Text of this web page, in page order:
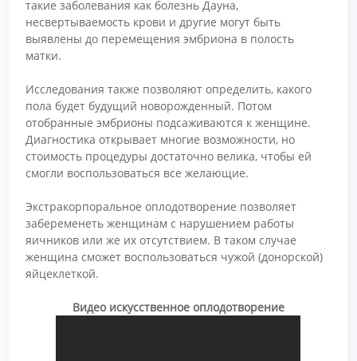
такие заболевания как болезнь Дауна,
несвертываемость крови и другие могут быть
выявлены до перемещения эмбриона в полость
матки.
Исследования также позволяют определить, какого
пола будет будущий новорожденный. Потом
отобранные эмбрионы подсаживаются к женщине.
Диагностика открывает многие возможности, но
стоимость процедуры достаточно велика, чтобы ей
смогли воспользоваться все желающие.
Экстракорпоральное оплодотворение позволяет
забеременеть женщинам с нарушением работы
яичников или же их отсутствием. В таком случае
женщина сможет воспользоваться чужой (донорской)
яйцеклеткой.
Видео искусственное оплодотворение